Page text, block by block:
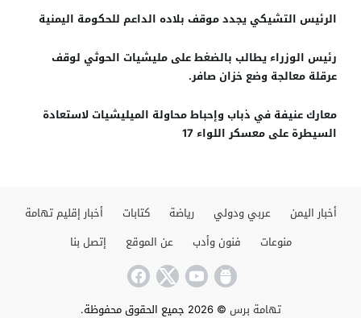
الرئيس التشيكي يجدد موقف بلاده الداعم للحكومة اليمنية
رئيس الوزراء يطالب بالضغط على مليشيات الحوثي لوقف
عرقلة معالجة وضع خزان صافر.
معارك عنيفة في ذباب وإحباط محاولة الميليشيات لاستعادة
السيطرة على معسكر اللواء 17
أخبار اليمن عربي ودولي رياضة كتابات
أخبار إقليم تهامة
منوعات
فنون وأدب عن الموقع إتصل بنا
تهامة برس © 2026 جميع الحقوق محفوظة.